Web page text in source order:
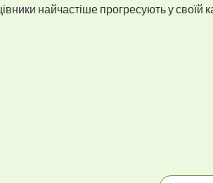
найчастіше прогресують у своїй